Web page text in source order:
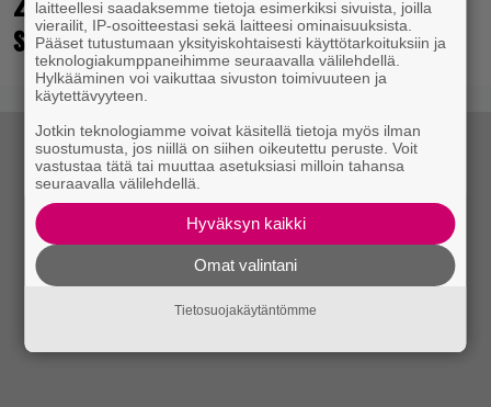
supersankaripeliä listattu
laitteellesi saadaksemme tietoja esimerkiksi sivuista, joilla
vierailit, IP-osoitteestasi sekä laitteesi ominaisuuksista.
Pääset tutustumaan yksityiskohtaisesti käyttötarkoituksiin ja
teknologiakumppaneihimme seuraavalla välilehdellä.
Hylkääminen voi vaikuttaa sivuston toimivuuteen ja
käytettävyyteen.
Jotkin teknologiamme voivat käsitellä tietoja myös ilman
suostumusta, jos niillä on siihen oikeutettu peruste. Voit
vastustaa tätä tai muuttaa asetuksiasi milloin tahansa
seuraavalla välilehdellä.
Hyväksyn kaikki
Omat valintani
Tietosuojakäytäntömme